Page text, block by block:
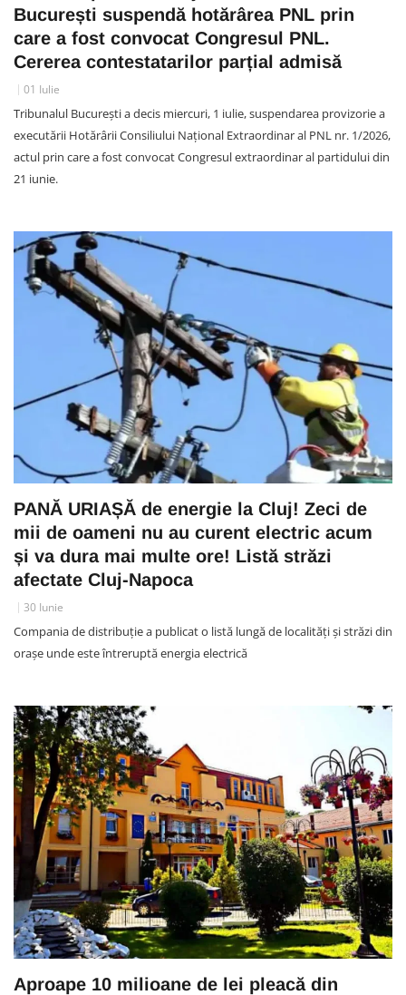
București suspendă hotărârea PNL prin
care a fost convocat Congresul PNL.
Cererea contestatarilor parțial admisă
01 Iulie
Tribunalul București a decis miercuri, 1 iulie, suspendarea provizorie a
executării Hotărârii Consiliului Național Extraordinar al PNL nr. 1/2026,
actul prin care a fost convocat Congresul extraordinar al partidului din
21 iunie.
PANĂ URIAȘĂ de energie la Cluj! Zeci de
mii de oameni nu au curent electric acum
și va dura mai multe ore! Listă străzi
afectate Cluj-Napoca
30 Iunie
Compania de distribuție a publicat o listă lungă de localități și străzi din
orașe unde este întreruptă energia electrică
Aproape 10 milioane de lei pleacă din